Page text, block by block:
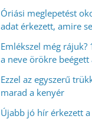
Óriási meglepetést
adat érkezett, amire
Emlékszel még
a neve örökre
Ezzel az egyszerű
marad a kenyér
Újabb jó hír érkezett